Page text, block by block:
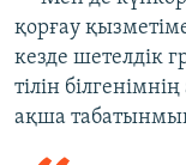
қорғау
кезде шетелдік
тілін
ақша